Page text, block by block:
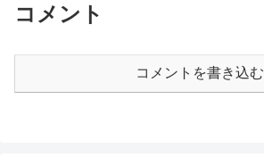
コメント
コメントを書き込む